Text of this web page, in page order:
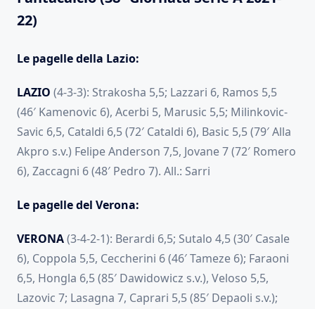
22)
Le pagelle della Lazio:
LAZIO (4-3-3): Strakosha 5,5; Lazzari 6, Ramos 5,5
(46′ Kamenovic 6), Acerbi 5, Marusic 5,5; Milinkovic-
Savic 6,5, Cataldi 6,5 (72′ Cataldi 6), Basic 5,5 (79′ Alla
Akpro s.v.) Felipe Anderson 7,5, Jovane 7 (72′ Romero
6), Zaccagni 6 (48′ Pedro 7). All.: Sarri
Le pagelle del Verona:
VERONA(3-4-2-1): Berardi 6,5; Sutalo 4,5 (30′ Casale
6), Coppola 5,5, Ceccherini 6 (46′ Tameze 6); Faraoni
6,5, Hongla 6,5 (85′ Dawidowicz s.v.), Veloso 5,5,
Lazovic 7; Lasagna 7, Caprari 5,5 (85′ Depaoli s.v.);